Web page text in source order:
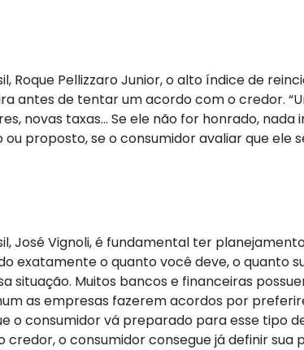
Roque Pellizzaro Junior, o alto índice de
antes de tentar um acordo com o credor.
novas taxas… Se ele não for honrado,
proposto, se o consumidor avaliar que ele
José Vignoli, é fundamental ter
exatamente o quanto você deve, o quanto
situação. Muitos bancos e financeiras
as empresas fazerem acordos por
o consumidor vá preparado para esse tipo
o consumidor consegue já definir